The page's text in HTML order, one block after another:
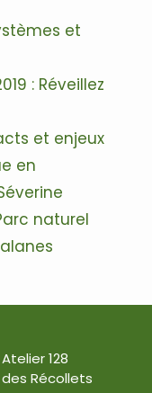
et
: Réveillez
et enjeux
en
naturel
128
Récollets